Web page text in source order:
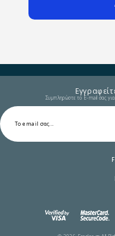
Συμπληρώστε το E-mail σας